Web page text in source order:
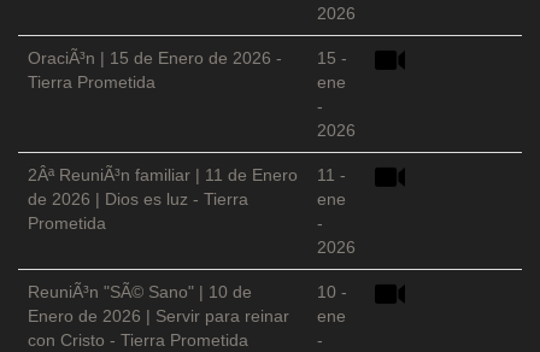
2026
OraciÃ³n | 15 de Enero de 2026 -
Tierra Prometida
15 -
ene
-
2026
2Âª ReuniÃ³n familiar | 11 de Enero
de 2026 | Dios es luz - Tierra
Prometida
11 -
ene
-
2026
ReuniÃ³n "SÃ© Sano" | 10 de
Enero de 2026 | Servir para reinar
con Cristo - Tierra Prometida
10 -
ene
-